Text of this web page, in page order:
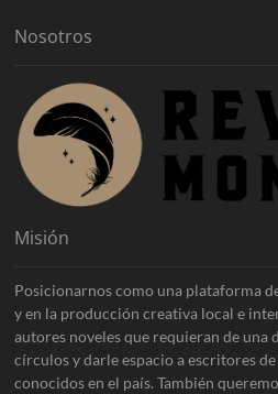
Nosotros
Misión
Posicionarnos como una plataforma
y en la producción creativa local e
autores noveles que requieran de una
círculos y darle espacio a escritores
conocidos en el país. También